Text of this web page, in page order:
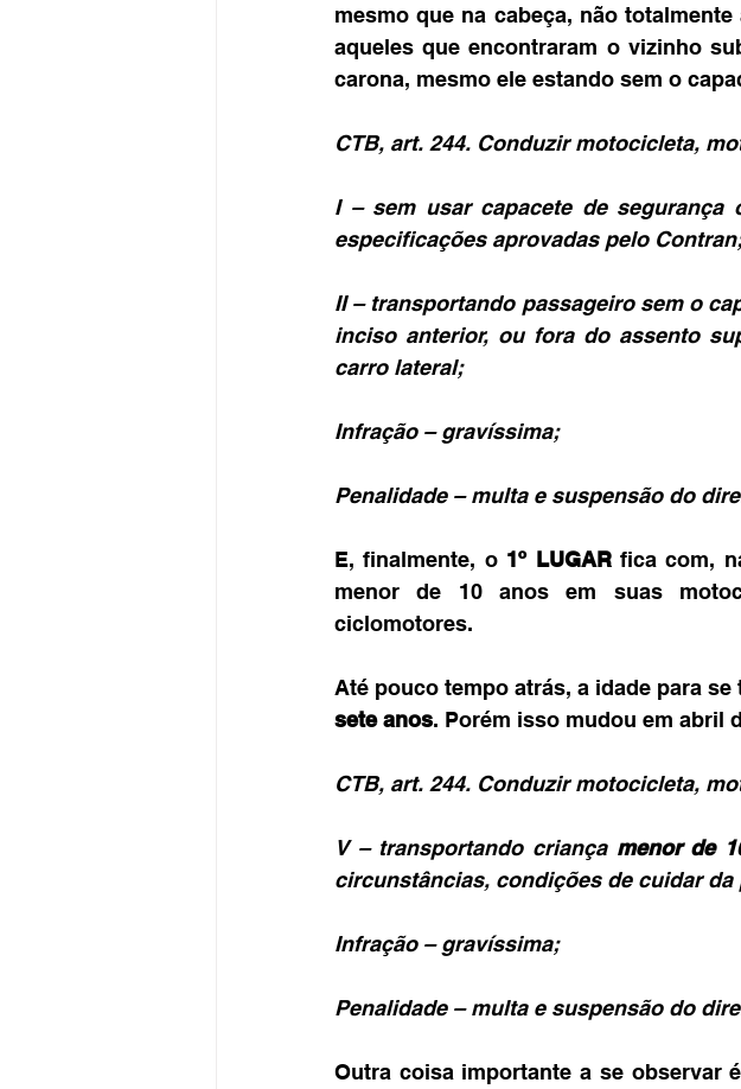
mesmo que na cabeça, não
aqueles que encontraram o vizinho
carona, mesmo ele estando sem o
CTB, art. 244. Conduzir motocicleta,
I – sem usar capacete de
especificações aprovadas pelo
II – transportando passageiro sem o
inciso anterior, ou fora do assento
carro lateral;
Infração – gravíssima;
Penalidade – multa e suspensão do
E, finalmente, o 1º LUGAR fica com,
menor de 10 anos em suas
ciclomotores.
Até pouco tempo atrás, a idade para
sete anos. Porém isso mudou em abril
CTB, art. 244. Conduzir motocicleta,
V – transportando criança menor de
circunstâncias, condições de cuidar
Infração – gravíssima;
Penalidade – multa e suspensão do
Outra coisa importante a se observar